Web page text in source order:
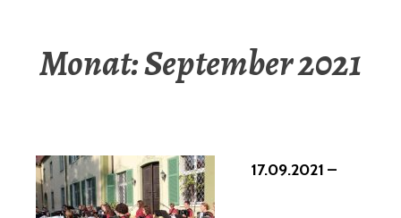
Monat:September 2021
17.09.2021 –